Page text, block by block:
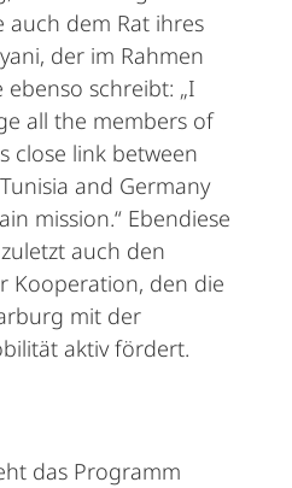
auch dem Rat ihres
der im Rahmen
schreibt: „I
all the members of
close link between
and Germany
mission.“ Ebendiese
auch den
Kooperation, den die
mit der
aktiv fördert.
das Programm